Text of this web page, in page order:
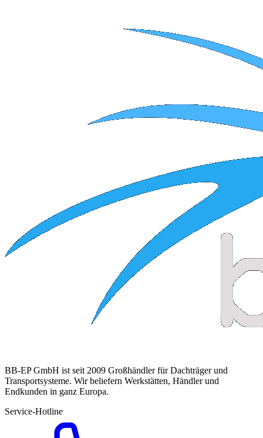
BB-EP GmbH ist seit 2009 Großhändler für Dachträger und
Transportsysteme. Wir beliefern Werkstätten, Händler und
Endkunden in ganz Europa.
Service-Hotline